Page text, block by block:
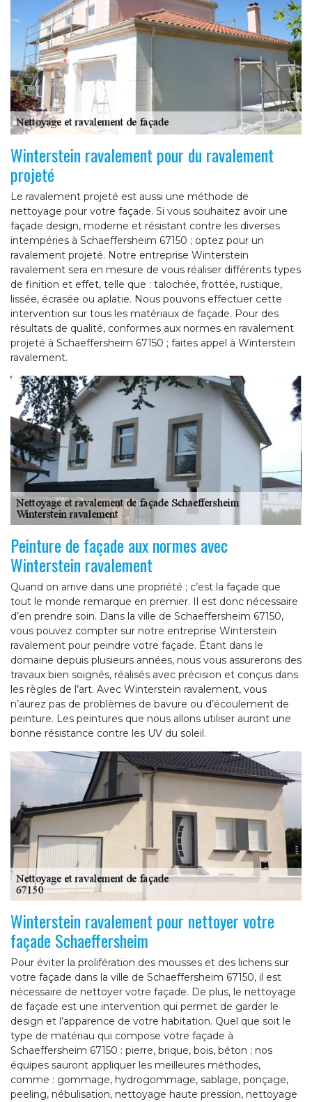
Winterstein ravalement pour du ravalement
projeté
Le ravalement projeté est aussi une méthode de
nettoyage pour votre façade. Si vous souhaitez avoir une
façade design, moderne et résistant contre les diverses
intempéries à Schaeffersheim 67150 ; optez pour un
ravalement projeté. Notre entreprise Winterstein
ravalement sera en mesure de vous réaliser différents types
de finition et effet, telle que : talochée, frottée, rustique,
lissée, écrasée ou aplatie. Nous pouvons effectuer cette
intervention sur tous les matériaux de façade. Pour des
résultats de qualité, conformes aux normes en ravalement
projeté à Schaeffersheim 67150 ; faites appel à Winterstein
ravalement.
Peinture de façade aux normes avec
Winterstein ravalement
Quand on arrive dans une propriété ; c’est la façade que
tout le monde remarque en premier. Il est donc nécessaire
d’en prendre soin. Dans la ville de Schaeffersheim 67150,
vous pouvez compter sur notre entreprise Winterstein
ravalement pour peindre votre façade. Étant dans le
domaine depuis plusieurs années, nous vous assurerons des
travaux bien soignés, réalisés avec précision et conçus dans
les règles de l’art. Avec Winterstein ravalement, vous
n’aurez pas de problèmes de bavure ou d’écoulement de
peinture. Les peintures que nous allons utiliser auront une
bonne résistance contre les UV du soleil.
Winterstein ravalement pour nettoyer votre
façade Schaeffersheim
Pour éviter la prolifération des mousses et des lichens sur
votre façade dans la ville de Schaeffersheim 67150, il est
nécessaire de nettoyer votre façade. De plus, le nettoyage
de façade est une intervention qui permet de garder le
design et l’apparence de votre habitation. Quel que soit le
type de matériau qui compose votre façade à
Schaeffersheim 67150 : pierre, brique, bois, béton ; nos
équipes sauront appliquer les meilleures méthodes,
comme : gommage, hydrogommage, sablage, ponçage,
peeling, nébulisation, nettoyage haute pression, nettoyage